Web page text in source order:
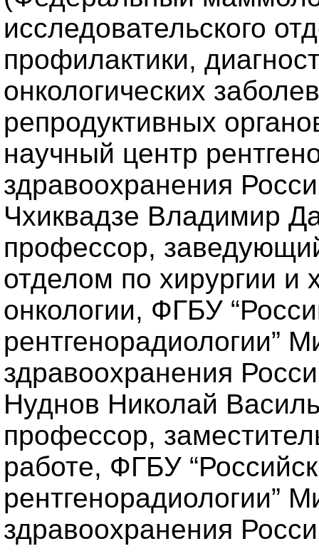
исследовательского
профилактики,
онкологических
репродуктивных
научный центр
здравоохранения
Чхиквадзе Владимир
профессор,
отделом по хирургии и
онкологии, ФГБУ
рентгенорадиологии”
здравоохранения
Нуднов Николай
профессор,
работе, ФГБУ
рентгенорадиологии”
здравоохранения